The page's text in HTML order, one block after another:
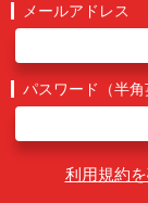
メールアドレス
パスワード（半角
利用規約